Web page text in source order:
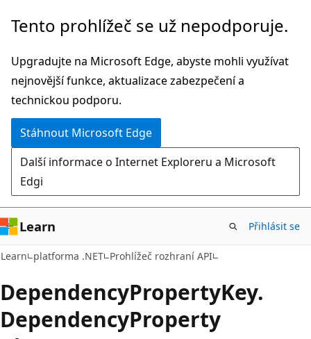
Přeskočit
hlavní
obsah
Přeskočit
navigaci
na
stránce
Tento prohlížeč se už nepodporuje.
Upgradujte na Microsoft Edge, abyste mohli využívat
nejnovější funkce, aktualizace zabezpečení a
technickou podporu.
Stáhnout Microsoft Edge
Další informace o Internet Exploreru a Microsoft
Edgi
Learn Přihlásit se
Learn platforma .NET Prohlížeč rozhraní API
DependencyPropertyKey.
DependencyProperty